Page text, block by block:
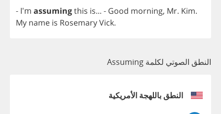
- I'm assumingthis is... - Good morning, Mr. Kim.
My name is RosemaryVick.
النطق الصوتي لكلمة Assuming
النطق باللهجة الأمريكية